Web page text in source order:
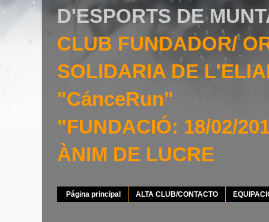
D'ESPORTS DE
CLUB FUNDADOR/
SOLIDARIA DE
"CánceRun"
"FUNDACIÓ: 18/02/
ÀNIM DE LUCRE
Página principal ALTA CLUB/CONTACTO